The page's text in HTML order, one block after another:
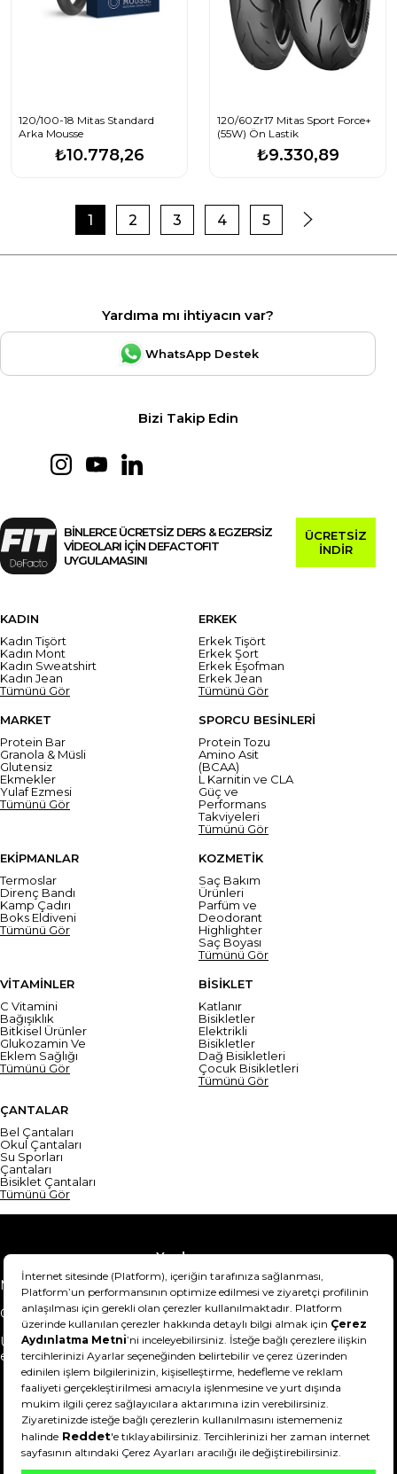
120/100-18 Mitas Standard
Arka Mousse
₺10.778,26
120/60Zr17 Mitas Sport Force+
(55W) Ön Lastik
₺9.330,89
1 2 3 4 5
Yardıma mı ihtiyacın var?
WhatsApp Destek
Bizi Takip Edin
BİNLERCE ÜCRETSİZ DERS & EGZERSİZ
VİDEOLARI İÇİN DEFACTOFIT
UYGULAMASINI
ÜCRETSİZ
İNDİR
KADIN
Kadın Tişört
Kadın Mont
Kadın Sweatshirt
Kadın Jean
Tümünü Gör
ERKEK
Erkek Tişört
Erkek Şort
Erkek Eşofman
Erkek Jean
Tümünü Gör
MARKET
Protein Bar
Granola & Müsli
Glutensiz
Ekmekler
Yulaf Ezmesi
Tümünü Gör
SPORCU BESİNLERİ
Protein Tozu
Amino Asit
(BCAA)
L Karnitin ve CLA
Güç ve
Performans
Takviyeleri
Tümünü Gör
EKİPMANLAR
Termoslar
Direnç Bandı
Kamp Çadırı
Boks Eldiveni
Tümünü Gör
KOZMETİK
Saç Bakım
Ürünleri
Parfüm ve
Deodorant
Highlighter
Saç Boyası
Tümünü Gör
VİTAMİNLER
C Vitamini
Bağışıklık
Bitkisel Ürünler
Glukozamin Ve
Eklem Sağlığı
Tümünü Gör
BİSİKLET
Katlanır
Bisikletler
Elektrikli
Bisikletler
Dağ Bisikletleri
Çocuk Bisikletleri
Tümünü Gör
ÇANTALAR
Bel Çantaları
Okul Çantaları
Su Sporları
Çantaları
Bisiklet Çantaları
Tümünü Gör
Yardım
Mesafeli Satış Sözleşmesi
Teslimat Bilgisi
Gizlilik Sözleşmesi
Şartlar & Koşullar
Ürünümü nasıl iade
edebilirim?
Hakkımızda
DeFactoFIT ©️ 2022-2026. Tüm hakları saklıdır.